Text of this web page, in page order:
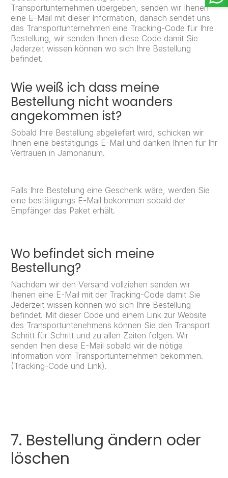
Transportunternehmen übergeben, senden wir Ihenen
eine E-Mail mit dieser Information, danach sendet uns
das Transportunternehmen eine Tracking-Code für Ihre
Bestellung, wir senden Ihnen diese Code damit Sie
Jederzeit wissen können wo sich Ihre Bestellung
befindet.
Wie weiß ich dass meine
Bestellung nicht woanders
angekommen ist?
Sobald Ihre Bestellung abgeliefert wird, schicken wir
Ihnen eine bestätigungs E-Mail und danken Ihnen für Ihr
Vertrauen in Jamonarium.
Falls Ihre Bestellung eine Geschenk wäre, werden Sie
eine bestätigungs E-Mail bekommen sobald der
Empfänger das Paket erhält.
Wo befindet sich meine
Bestellung?
Nachdem wir den Versand vollziehen senden wir
Ihenen eine E-Mail mit der Tracking-Code damit Sie
Jederzeit wissen können wo sich Ihre Bestellung
befindet. Mit dieser Code und einem Link zur Website
des Transportuntenehmens können Sie den Transport
Schritt für Schritt und zu allen Zeiten folgen. Wir
senden Ihen diese E-Mail sobald wir die nötige
Information vom Transportunternehmen bekommen.
(Tracking-Code und Link).
7. Bestellung ändern oder
löschen